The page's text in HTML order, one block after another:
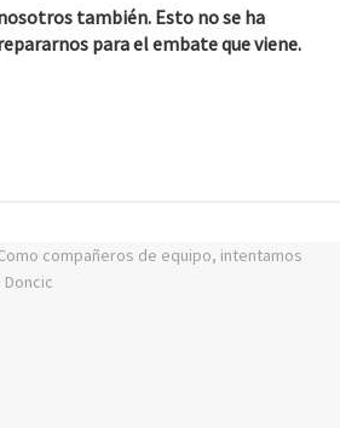
también. Esto no se ha
para el embate que viene.